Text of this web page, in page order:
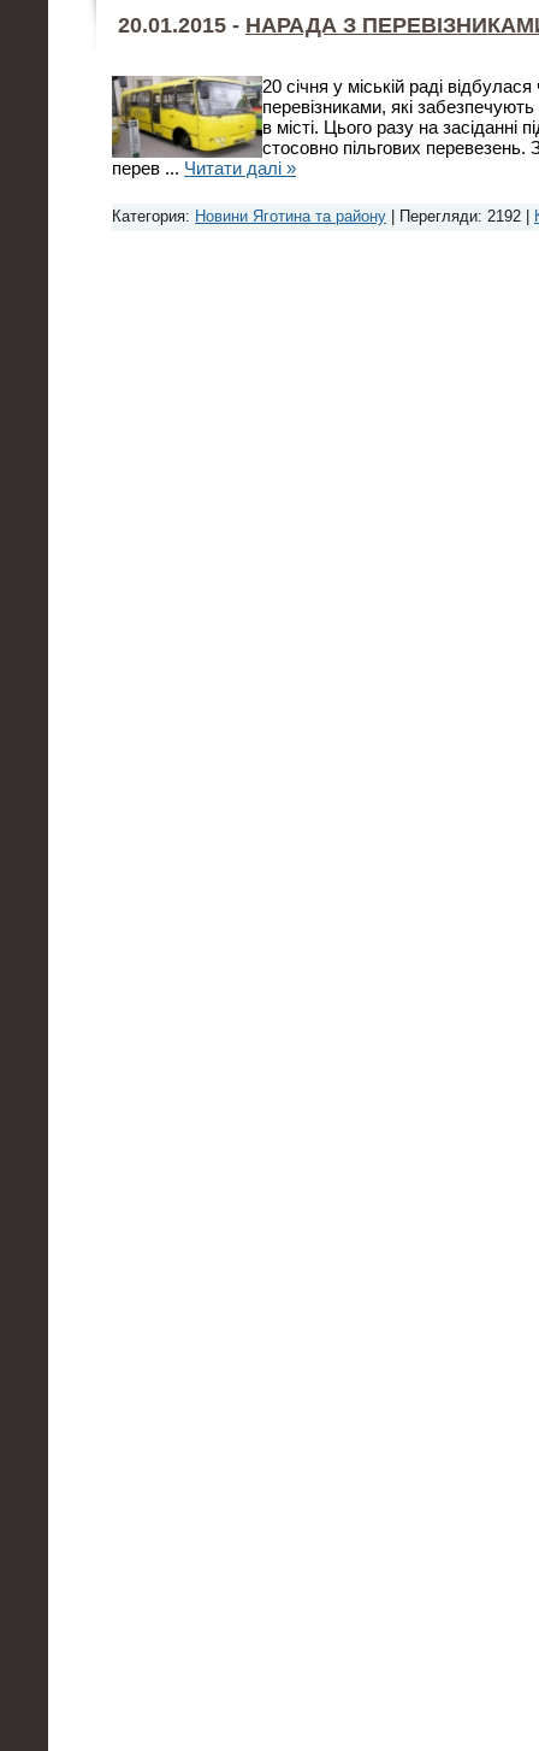
20.01.2015 - НАРАДА З
20 січня у міській раді
перевізниками, які
в місті. Цього разу на засіданні
стосовно пільгових
перев ... Читати далі »
Категория: Новини Яготина та району | Перегляди: 2192 |